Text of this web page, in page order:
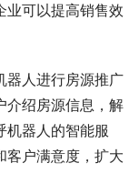
业可以提高销售效
器人进行房源推广
介绍房源信息，解
机器人的智能服
客户满意度，扩大